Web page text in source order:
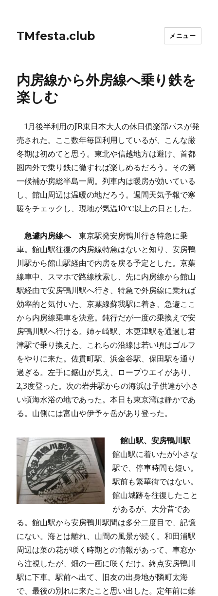
TMfesta.club メニュー
内房線から外房線へ乗り鉄を
楽しむ
1月後半利用のJR東日本大人の休日俱楽部パスが発
売された。ここ数年毎回利用しているが、こんな厳
冬期は初めてと思う。東北や信越地方は避け、首都
圏内外で乗り鉄に徹すれば楽しめるだろう。その第
一候補が房総半島一周。列車内は暖房が効いている
し、館山周辺は温暖の地だろう。週間天気予報で寒
暖をチェックし、現地が気温10℃以上の日とした。
急遽内房線へ東京駅発安房鴨川行き特急に乗
車。館山駅往復の内房線特急はないと知り、安房鴨
川駅から館山駅経由で内房を戻る予定とした。京葉
線車中、スマホで路線検索し、先に内房線から館山
駅経由で安房鴨川駅へ行き、特急で外房線に乗れば
効率的と気付いた。京葉線蘇我駅に着き、急遽ここ
から内房線乗車を決意。鈍行だが一度の乗換えで安
房鴨川駅へ行ける。姉ヶ崎駅、木更津駅を通過し君
津駅で乗り換えた。これらの沿線は若い頃はゴルフ
をやりに来た。佐貫町駅、浜金谷駅、保田駅を通り
過ぎる。左手に鋸山が見え、ロープウエイがあり、
2,3度登った。次の岩井駅からの海浜は子供達が小さ
い頃海水浴の地であった。本日も東京湾は静かであ
る。山側には富山や伊予ヶ岳があり登った。
館山駅、安房鴨川駅
館山駅に着いたが小さな
駅で、停車時間も短い。
駅前も繁華街ではない。
館山城跡を往復したこと
があるが、大分昔であ
る。館山駅から安房鴨川駅間は多分二度目で、記憶
にない。海とは離れ、山間の風景が続く。和田浦駅
周辺は菜の花が咲く時期との情報があって、車窓か
ら注視したが、畑の一画に咲くだけ。終点安房鴨川
駅に下車。駅前へ出て、旧友の出身地が隣町太海
で、最後の別れに来たこと思い出した。定年前に難